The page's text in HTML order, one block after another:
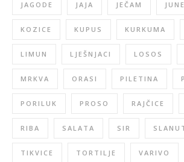
JAGODE JAJA JEČAM
KOZICE KUPUS KURKUMA
LIMUN LJEŠNJACI LOSOS
MRKVA ORASI PILETINA
PORILUK PROSO RAJČICE
RIBA SALATA SIR
TIKVICE TORTILJE VARIVO